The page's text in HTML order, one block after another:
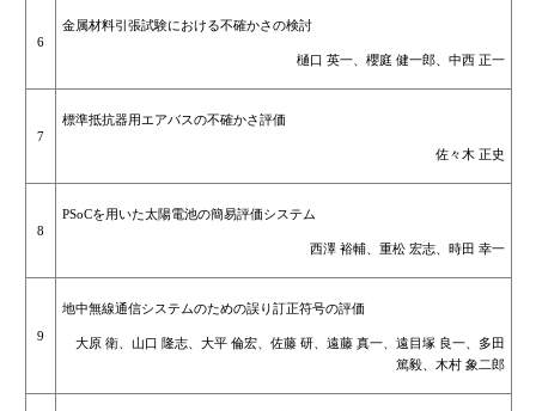
6
金属材料引張試験における不確かさの検討
樋口 英一、櫻庭 健一郎、中西 正一
7
標準抵抗器用エアバスの不確かさ評価
佐々木 正史
8
PSoCを用いた太陽電池の簡易評価システム
西澤 裕輔、重松 宏志、時田 幸一
9
地中無線通信システムのための誤り訂正符号の評価
大原 衛、山口 隆志、大平 倫宏、佐藤 研、遠藤 真一、遠目塚 良一、多田
篤毅、木村 象二郎